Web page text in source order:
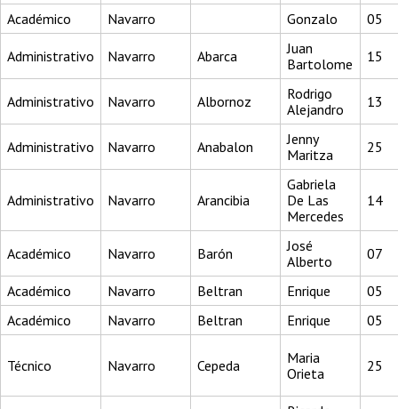
Académico Navarro Gonzalo 05
Administrativo Navarro Abarca
Juan
Bartolome
15
Administrativo Navarro Albornoz
Rodrigo
Alejandro
13
Administrativo Navarro Anabalon
Jenny
Maritza
25
Administrativo Navarro Arancibia
Gabriela
De Las
Mercedes
14
Académico Navarro Barón
José
Alberto
07
Académico Navarro Beltran Enrique
05
Académico
Navarro Beltran Enrique 05
Técnico Navarro Cepeda
Maria
Orieta
25